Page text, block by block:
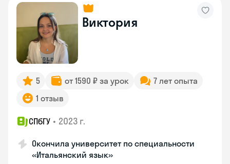
Виктория
5 от 1590 ₽ за урок
7 лет опыта
1 отзыв
СПбГУ • 2023 г.
Окончила университет по специальности
«Итальянский язык»